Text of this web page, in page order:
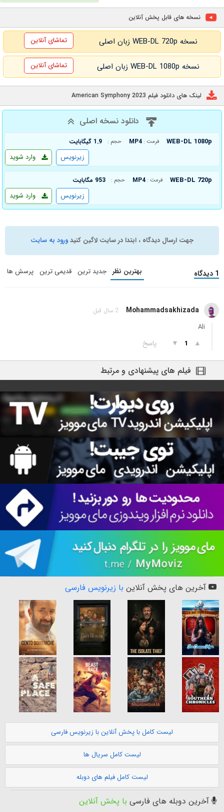
نسخه های قابل پخش آنلاین
نسخه WEB-DL 720p زبان اصلی تماشای آنلاین
نسخه WEB-DL 1080p زبان اصلی تماشای آنلاین
لینک های دانلود فیلم American Symphony 2023
دانلود نسخه اصلی
WEB-DL 1080p فرمت : MP4 حجم : 1.9 گیگابایت
وارد شوید زیرنویس
WEB-DL 720p فرمت : MP4 حجم : 953 مگابایت
وارد شوید زیرنویس
جهت ارسال دیدگاه ، ابتدا در سایت لاگین کنیدورود به سایت
1 دیدگاه بهترین نظر جدید ترین قدیمی ترین پرسش ها
Mohammadsakhizada 2 سال قبل
Ali
▲
1
▼ پاسخ
فیلم های پیشنهادی و مرتبط
آخرین های پخش آنلاین با زیرنویس فارسی
لیست کامل با پخش آنلاین با زیرنویس فارسی
لیست کامل سریال ها
لیست کامل فیلم های دوبله
آخرین دوبله های فارسی با پخش آنلاین